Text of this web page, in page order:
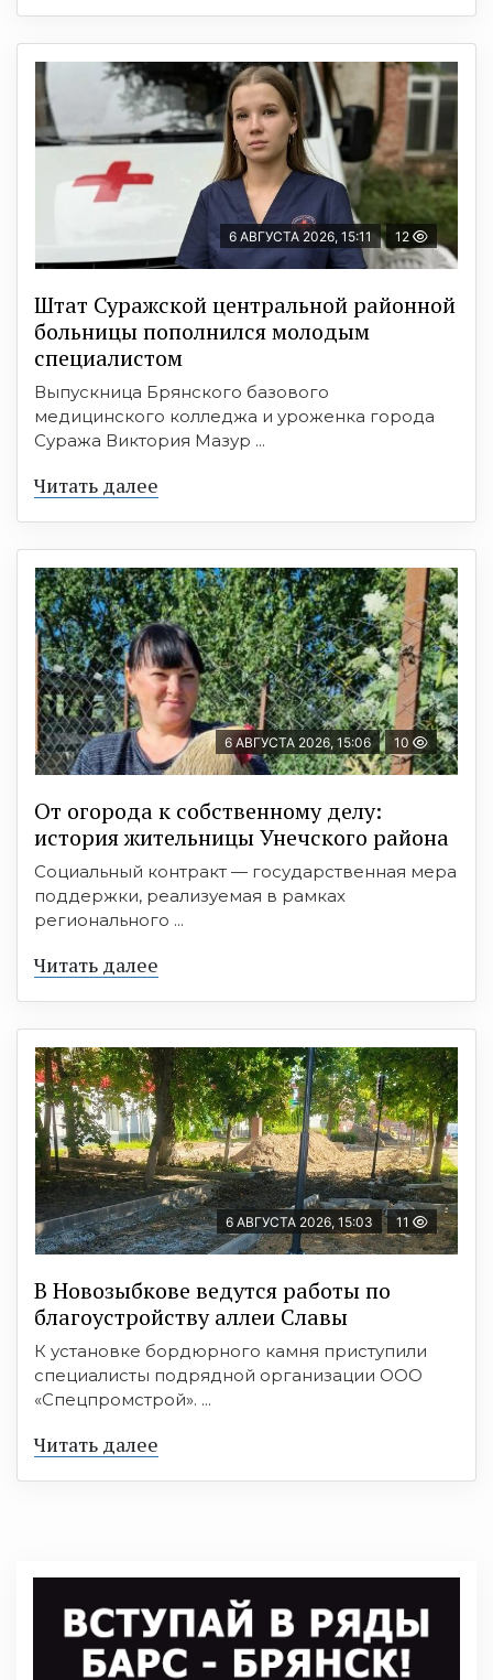
6 АВГУСТА 2026, 15:11 12
Штат Суражской центральной районной
больницы пополнился молодым
специалистом
Выпускница Брянского базового
медицинского колледжа и уроженка города
Суража Виктория Мазур ...
Читать далее
6 АВГУСТА 2026, 15:06 10
От огорода к собственному делу:
история жительницы Унечского района
Социальный контракт — государственная мера
поддержки, реализуемая в рамках
регионального ...
Читать далее
6 АВГУСТА 2026, 15:03 11
В Новозыбкове ведутся работы по
благоустройству аллеи Славы
К установке бордюрного камня приступили
специалисты подрядной организации ООО
«Спецпромстрой». ...
Читать далее